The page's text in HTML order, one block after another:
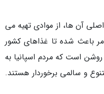
آن ها، از موادی تهیه می
باعث شده تا غذاهای کشور
است که مردم اسپانیا به
و سالمی برخوردار هستند.